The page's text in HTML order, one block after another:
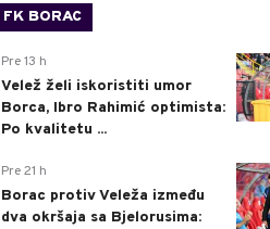
FK BORAC
Pre 13 h
Velež želi iskoristiti umor
Borca, Ibro Rahimić optimista:
Po kvalitetu ...
Pre 21 h
Borac protiv Veleža između
dva okršaja sa Bjelorusima: